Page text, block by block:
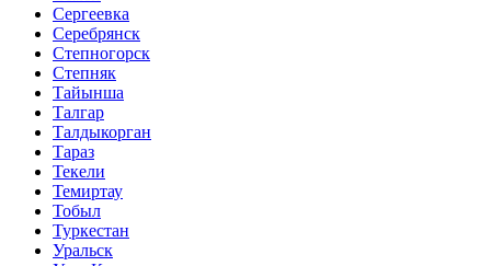
Сергеевка
Серебрянск
Степногорск
Степняк
Тайынша
Талгар
Талдыкорган
Тараз
Текели
Темиртау
Тобыл
Туркестан
Уральск